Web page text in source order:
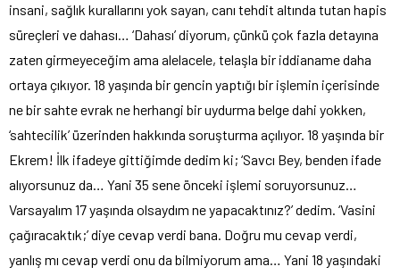
insani, sağlık kurallarını yok sayan, canı tehdit altında tutan hapis
süreçleri ve dahası… ‘Dahası’ diyorum, çünkü çok fazla detayına
zaten girmeyeceğim ama alelacele, telaşla bir iddianame daha
ortaya çıkıyor. 18 yaşında bir gencin yaptığı bir işlemin içerisinde
ne bir sahte evrak ne herhangi bir uydurma belge dahi yokken,
‘sahtecilik’ üzerinden hakkında soruşturma açılıyor. 18 yaşında bir
Ekrem! İlk ifadeye gittiğimde dedim ki; ‘Savcı Bey, benden ifade
alıyorsunuz da… Yani 35 sene önceki işlemi soruyorsunuz…
Varsayalım 17 yaşında olsaydım ne yapacaktınız?’ dedim. ‘Vasini
çağıracaktık;’ diye cevap verdi bana. Doğru mu cevap verdi,
yanlış mı cevap verdi onu da bilmiyorum ama… Yani 18 yaşındaki